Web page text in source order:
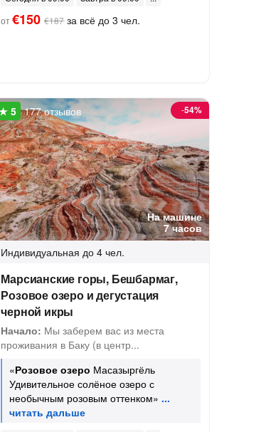
от€150 €187за всё до 3 чел.
На машине
7 часов
-54%
177 отзывов
Индивидуальная до 4 чел.
Марсианские горы, Бешбармаг,
Розовое озеро и дегустация
черной икры
Начало: Мы заберем вас из места
проживания в Баку (в центр...
«Розовое озеро Масазыргёль
Удивительное солёное озеро с
необычным розовым оттенком»